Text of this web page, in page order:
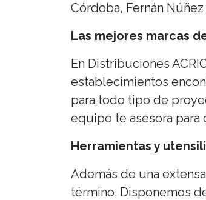
Córdoba, Fernán Núñez
Las mejores marcas
En Distribuciones
establecimientos
para todo tipo de
equipo te asesora para
Herramientas y
Además de una
término. Disponemos